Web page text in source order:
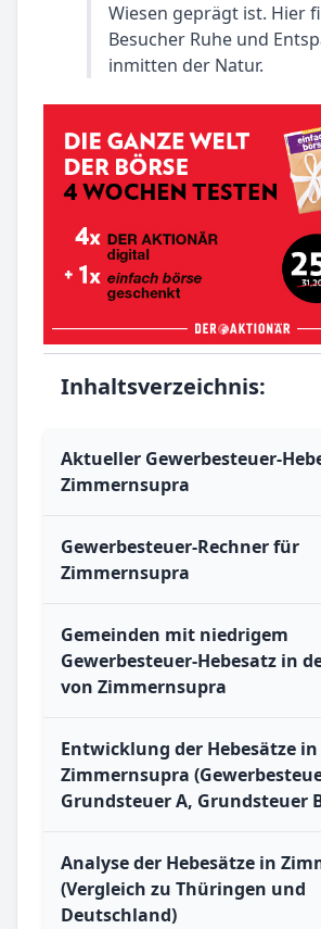
Wiesen geprägt ist. Hier
Besucher Ruhe und
inmitten der Natur.
Inhaltsverzeichnis:
Aktueller Gewerbesteuer-
Zimmernsupra
Gewerbesteuer-Rechner für
Zimmernsupra
Gemeinden mit niedrigem
Gewerbesteuer-Hebesatz in
von Zimmernsupra
Entwicklung der Hebesätze in
Zimmernsupra
Grundsteuer A, Grundsteuer
Analyse der Hebesätze in
(Vergleich zu Thüringen und
Deutschland)